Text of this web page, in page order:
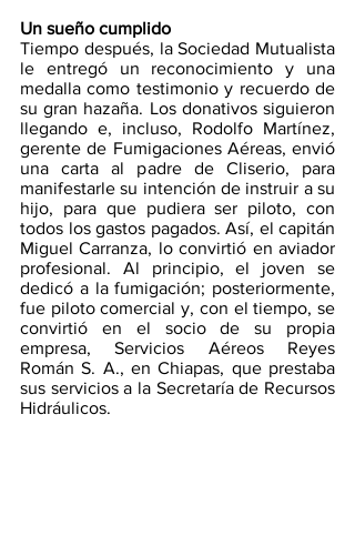
Un sueño cumplido
Tiempo después, la Sociedad Mutualista
le entregó un reconocimiento y una
medalla como testimonio y recuerdo de
su gran hazaña. Los donativos siguieron
llegando e, incluso, Rodolfo Martínez,
gerente de Fumigaciones Aéreas, envió
una carta al padre de Cliserio, para
manifestarle su intención de instruir a su
hijo, para que pudiera ser piloto, con
todos los gastos pagados. Así, el capitán
Miguel Carranza, lo convirtió en aviador
profesional. Al principio, el joven se
dedicó a la fumigación; posteriormente,
fue piloto comercial y, con el tiempo, se
convirtió en el socio de su propia
empresa, Servicios Aéreos Reyes
Román S. A., en Chiapas, que prestaba
sus servicios a la Secretaría de Recursos
Hidráulicos.